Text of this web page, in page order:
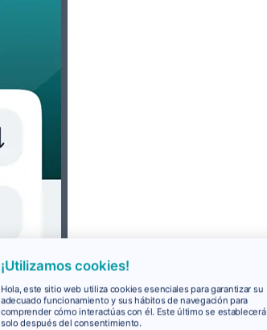
¡Utilizamos cookies!
Hola, este sitio web utiliza cookies esenciales para garantizar su
adecuado funcionamiento y sus hábitos de navegación para
comprender cómo interactúas con él. Este último se establecerá
solo después del consentimiento.